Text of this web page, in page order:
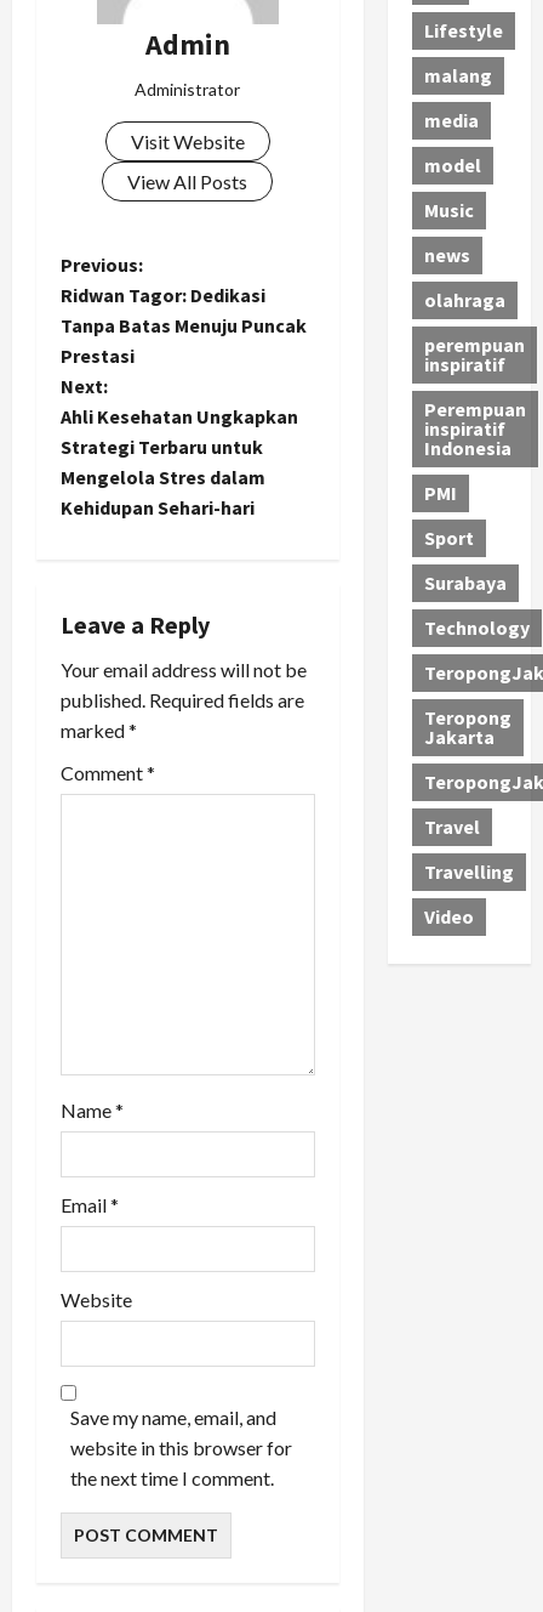
Admin
Administrator
Visit Website
View All Posts
P
o
s
t
n
a
i
g
a
t
Previous:
Ridwan Tagor: Dedikasi
Tanpa Batas Menuju Puncak
Prestasi
Next:
Ahli Kesehatan Ungkapkan
Strategi Terbaru untuk
Mengelola Stres dalam
Kehidupan Sehari-hari
Leave a Reply
Your email address will not be
published. Required fields are
marked*
Comment*
Name*
Email*
Website
Save my name, email, and
website in this browser for
the next time I comment.
Lifestyle
malang
media
model
Music
news
olahraga
perempuan
inspiratif
Perempuan
inspiratif
Indonesia
PMI
Sport
Surabaya
Technology
Teropong
Jakarta
Travel
Travelling
Video